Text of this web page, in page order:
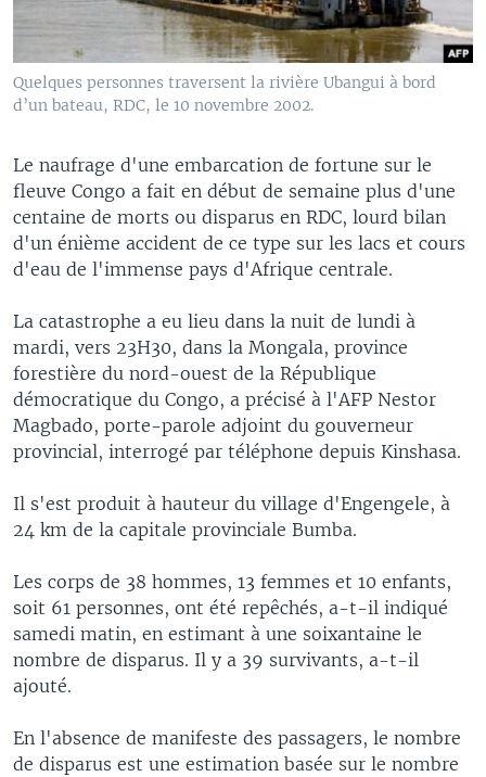
Quelques personnes traversent la rivière Ubangui à bord
d’un bateau, RDC, le 10 novembre 2002.
Le naufrage d'une embarcation de fortune sur le
fleuve Congo a fait en début de semaine plus d'une
centaine de morts ou disparus en RDC, lourd bilan
d'un énième accident de ce type sur les lacs et cours
d'eau de l'immense pays d'Afrique centrale.
La catastrophe a eu lieu dans la nuit de lundi à
mardi, vers 23H30, dans la Mongala, province
forestière du nord-ouest de la République
démocratique du Congo, a précisé à l'AFP Nestor
Magbado, porte-parole adjoint du gouverneur
provincial, interrogé par téléphone depuis Kinshasa.
Il s'est produit à hauteur du village d'Engengele, à
24 km de la capitale provinciale Bumba.
Les corps de 38 hommes, 13 femmes et 10 enfants,
soit 61 personnes, ont été repêchés, a-t-il indiqué
samedi matin, en estimant à une soixantaine le
nombre de disparus. Il y a 39 survivants, a-t-il
ajouté.
En l'absence de manifeste des passagers, le nombre
de disparus est une estimation basée sur le nombre